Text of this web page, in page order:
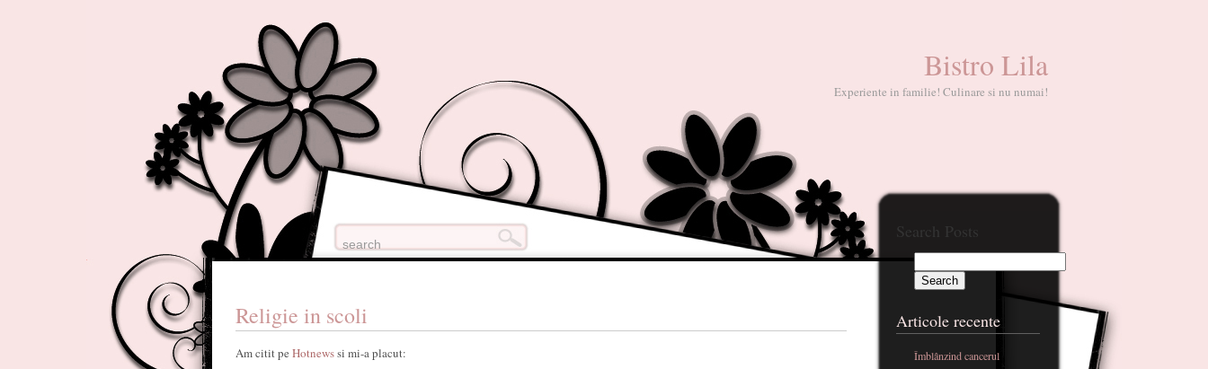
Bistro Lila
Experiente in familie! Culinare si nu numai!
Religie in scoli
Am citit pe Hotnewssi mi-a placut:
Search Posts
Articole recente
Îmblânzind cancerul